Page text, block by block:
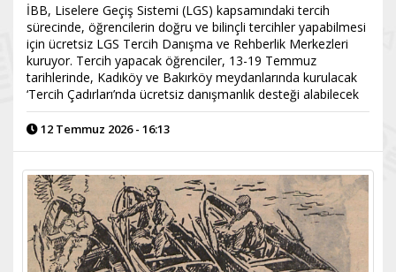
İBB, Liselere Geçiş Sistemi (LGS) kapsamındaki tercih
sürecinde, öğrencilerin doğru ve bilinçli tercihler yapabilmesi
için ücretsiz LGS Tercih Danışma ve Rehberlik Merkezleri
kuruyor. Tercih yapacak öğrenciler, 13-19 Temmuz
tarihlerinde, Kadıköy ve Bakırköy meydanlarında kurulacak
‘Tercih Çadırları’nda ücretsiz danışmanlık desteği alabilecek
12 Temmuz 2026 - 16:13